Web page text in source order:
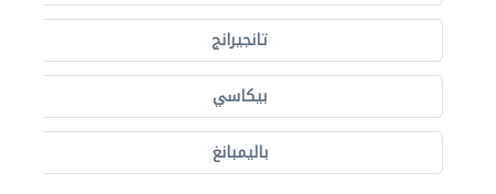
تانجيرانج
بيكاسي
باليمبانغ